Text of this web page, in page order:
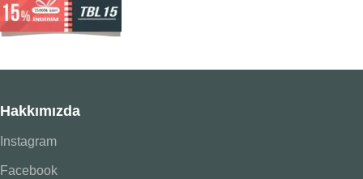
Hakkımızda
Instagram
Facebook